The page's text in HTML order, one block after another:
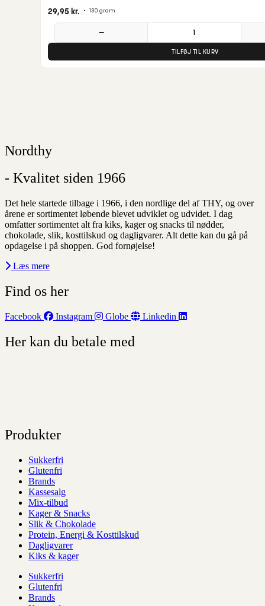
29,95kr. • 130 gram
−
TILFØJ TIL KURV
Nordthy
- Kvalitet siden 1966
Det hele startede tilbage i 1966, i den nordlige del af THY, og over
årene er sortimentet løbende blevet udviklet og udvidet. I dag
omfatter sortimentet alt fra kiks, kager og snacks til nødder,
chokolade, slik, kosttilskud og dagligvarer. Alt dette kan du gå på
opdagelse i på shoppen. God fornøjelse!
Læs mere
Find os her
Facebook Instagram Globe Linkedin
Her kan du betale med
Produkter
Sukkerfri
Glutenfri
Brands
Kassesalg
Mix-tilbud
Kager & Snacks
Slik & Chokolade
Protein, Energi & Kosttilskud
Dagligvarer
Kiks & kager
Sukkerfri
Glutenfri
Brands